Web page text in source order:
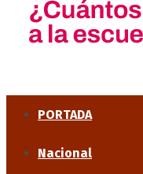
PORTADA
Nacional